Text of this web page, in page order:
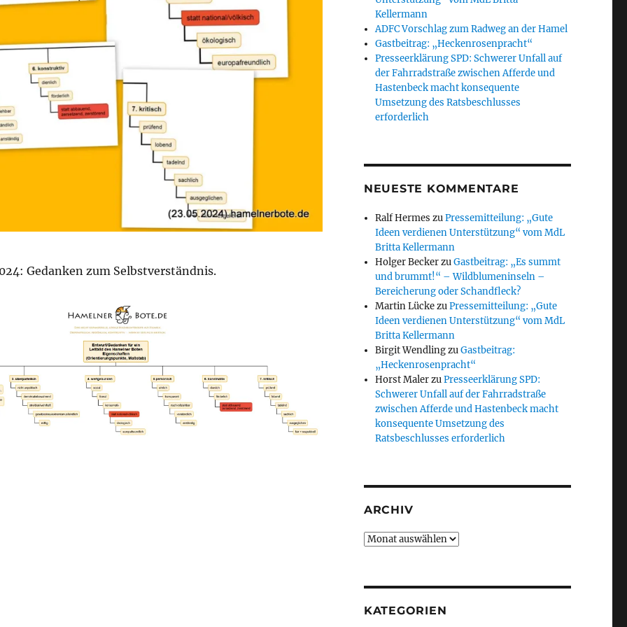
Gedanken zum Selbstverständnis.
Kellermann
ADFC Vorschlag zum Radweg an der Hamel
Gastbeitrag: „Heckenrosenpracht“
Presseerklärung SPD: Schwerer Unfall auf
der Fahrradstraße zwischen Afferde und
Hastenbeck macht konsequente
Umsetzung des Ratsbeschlusses
erforderlich
NEUESTE KOMMENTARE
Ralf Hermes zuPressemitteilung: „Gute
Ideen verdienen Unterstützung“ vom MdL
Britta Kellermann
Holger BeckerzuGastbeitrag: „Es summt
und brummt!“ – Wildblumeninseln –
Bereicherung oder Schandfleck?
Martin LückezuPressemitteilung: „Gute
Ideen verdienen Unterstützung“ vom MdL
Britta Kellermann
Birgit WendlingzuGastbeitrag:
„Heckenrosenpracht“
Horst MalerzuPresseerklärung SPD:
Schwerer Unfall auf der Fahrradstraße
zwischen Afferde und Hastenbeck macht
konsequente Umsetzung des
Ratsbeschlusses erforderlich
ARCHIV
Archiv
KATEGORIEN